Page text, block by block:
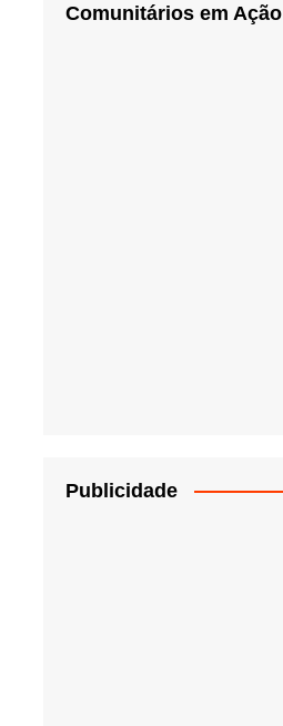
Comunitários em Ação
Publicidade